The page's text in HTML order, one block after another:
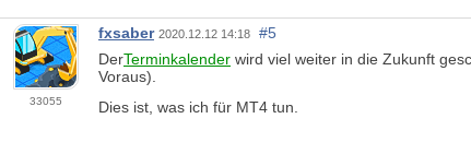
33055
fxsaber 2020.12.12 14:18
#5
DerTerminkalender wird viel weiter in die Zukunft
Voraus).
Dies ist, was ich für MT4 tun.